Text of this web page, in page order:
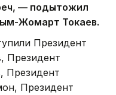
— подытожил
Жомарт Токаев.
Президент
Президент
Президент
Президент